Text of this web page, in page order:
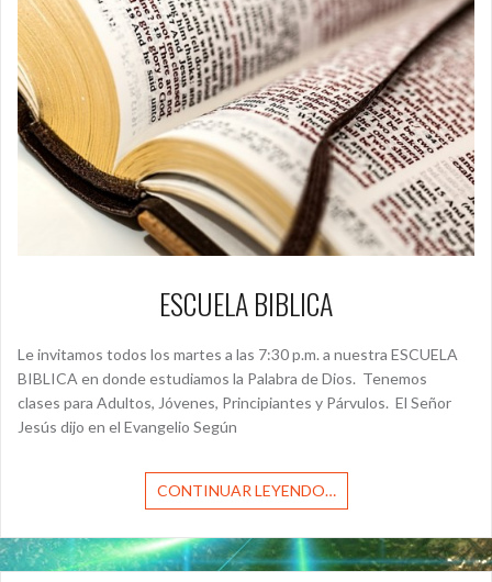
ESCUELA BIBLICA
Le invitamos todos los martes a las 7:30 p.m. a nuestra ESCUELA
BIBLICA en donde estudiamos la Palabra de Dios. Tenemos
clases para Adultos, Jóvenes, Principiantes y Párvulos. El Señor
Jesús dijo en el Evangelio Según
CONTINUAR LEYENDO…